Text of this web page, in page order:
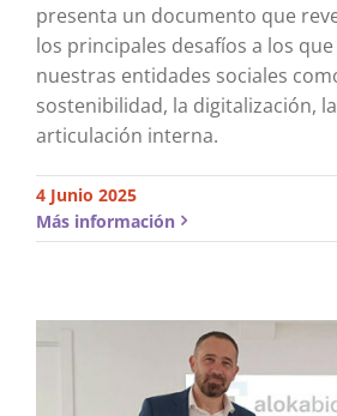
presenta un documento que
los principales desafíos a los
nuestras entidades sociales
sostenibilidad, la digitalización,
articulación interna.
4 Junio 2025
Más información